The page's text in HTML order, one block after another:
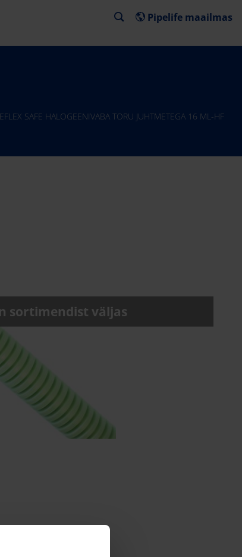
Pipelife maailmas
SAFE HALOGEENIVABA TORU JUHTMETEGA 16 ML-HF
sortimendist väljas